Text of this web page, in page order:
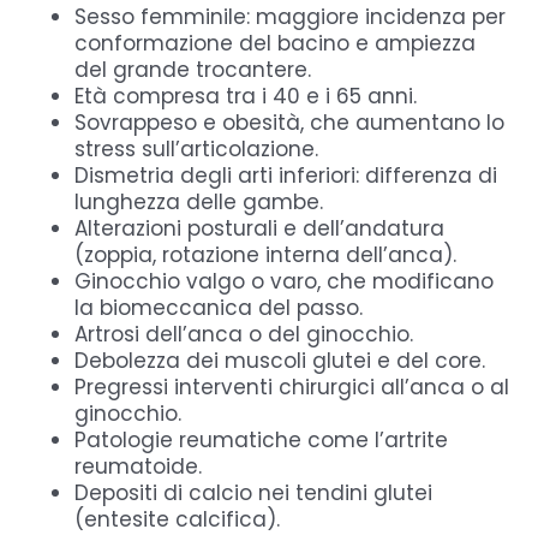
Sesso femminile: maggiore incidenza per
conformazione del bacino e ampiezza
del grande trocantere.
Età compresa tra i 40 e i 65 anni.
Sovrappeso e obesità, che aumentano lo
stress sull’articolazione.
Dismetria degli arti inferiori: differenza di
lunghezza delle gambe.
Alterazioni posturali e dell’andatura
(zoppia, rotazione interna dell’anca).
Ginocchio valgo o varo, che modificano
la biomeccanica del passo.
Artrosi dell’anca o del ginocchio.
Debolezza dei muscoli glutei e del core.
Pregressi interventi chirurgici all’anca o al
ginocchio.
Patologie reumatiche come l’artrite
reumatoide.
Depositi di calcio nei tendini glutei
(entesite calcifica).